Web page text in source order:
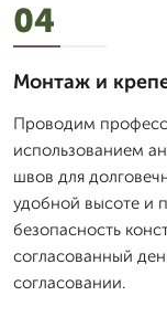
04
Монтаж и
Проводим
использованием
швов для
удобной высоте и
безопасность
согласованный
согласовании.